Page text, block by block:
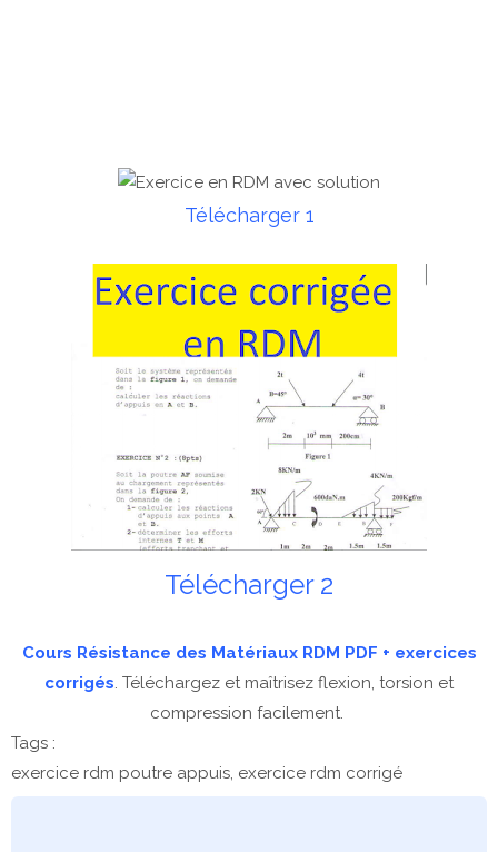
Télécharger 1
Télécharger 2
Cours Résistance des Matériaux RDM PDF + exercices
corrigés. Téléchargez et maîtrisez flexion, torsion et
compression facilement.
Tags :
exercice rdm poutre appuis, exercice rdm corrigé